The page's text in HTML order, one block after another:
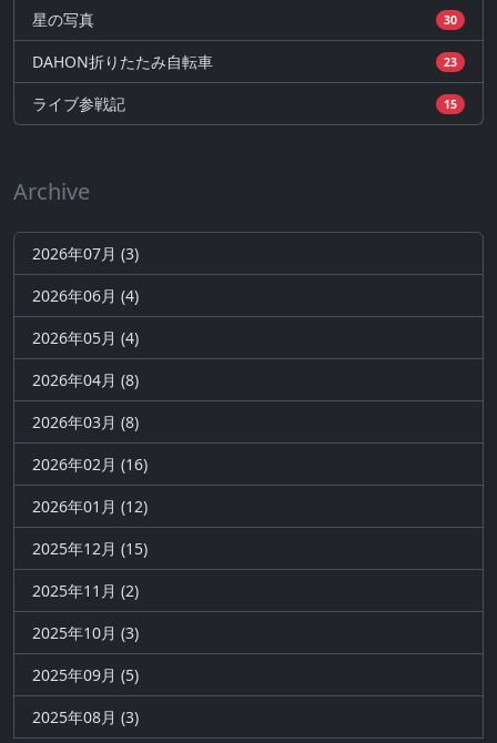
星の写真 30
DAHON折りたたみ自転車 23
ライブ参戦記 15
Archive
2026年07月 (3)
2026年06月 (4)
2026年05月 (4)
2026年04月 (8)
2026年03月 (8)
2026年02月 (16)
2026年01月 (12)
2025年12月 (15)
2025年11月 (2)
2025年10月 (3)
2025年09月 (5)
2025年08月 (3)